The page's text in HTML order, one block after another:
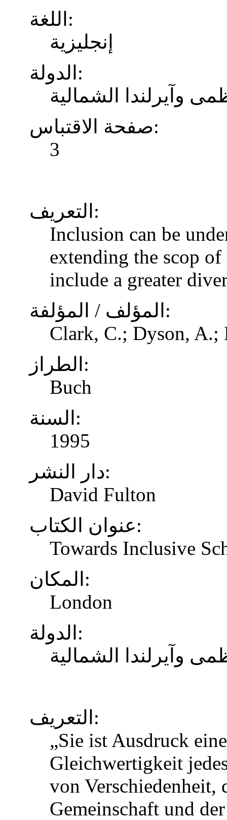
اللغة:
إنجليزية
الدولة:
وآيرلندا الشمالية
صفحة الاقتباس:
3
التعريف:
Inclusion can be
extending the scop
include a greater
المؤلف / المؤلفة:
Clark, C.; Dyson,
الطراز:
Buch
السنة:
1995
دار النشر:
David Fulton
عنوان الكتاب:
Towards Inclusive
المكان:
London
الدولة:
وآيرلندا الشمالية
التعريف:
„Sie ist Ausdruck
Gleichwertigkeit
von Verschiedenheit,
Gemeinschaft und